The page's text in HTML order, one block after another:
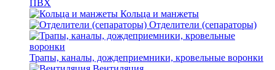
ПВХ
Кольца и манжеты
Отделители (сепараторы)
Трапы, каналы, дождеприемники, кровельные воронки